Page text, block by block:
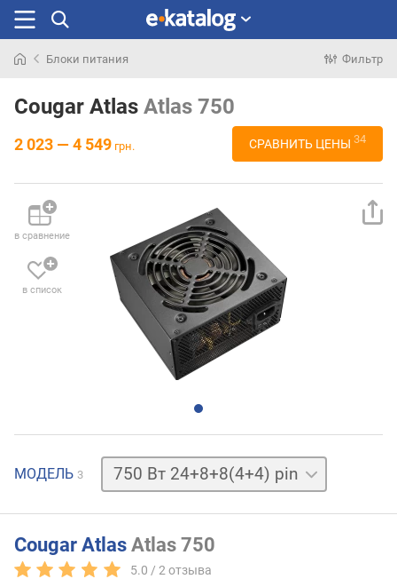
раньше
Блоки питания Фильтр
Cougar Atlas Atlas 750
2 023 — 4 549 грн. СРАВНИТЬ ЦЕНЫ 34
в сравнение
в список
МОДЕЛЬ 3
550 Вт
24+8
24+8+8(4+4) pin
Cougar Atlas Atlas 750
5.0 /2 отзыва